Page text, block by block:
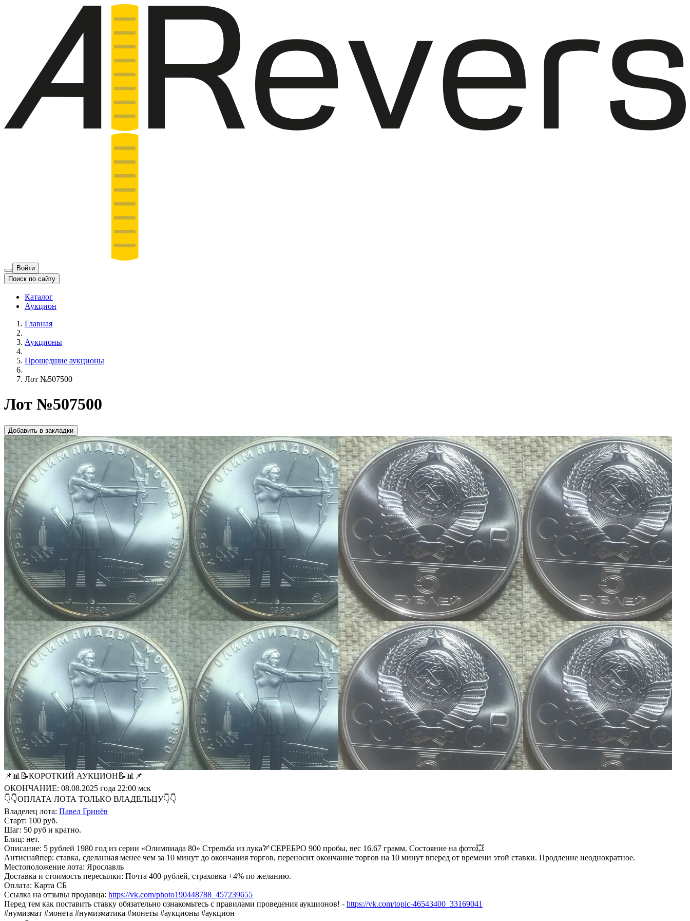
Войти
Поиск по сайту
Каталог
Аукцион
Главная
Аукционы
Прошедшие аукционы
Лот №507500
Лот №507500
Добавить в закладки
📌📊📝КОРОТКИЙ АУКЦИОН📝📊📌
ОКОНЧАНИЕ: 08.08.2025 года 22:00 мск
👇👇ОПЛАТА ЛОТА ТОЛЬКО ВЛАДЕЛЬЦУ👇👇
Владелец лота: Павел Гринёв
Старт: 100 руб.
Шаг: 50 руб и кратно.
Блиц: нет.
Описание: 5 рублей 1980 год из серии «Олимпиада 80» Стрельба из лука🏹СЕРЕБРО 900 пробы, вес 16.67 грамм. Состояние на фото💥
Антиснайпер: ставка, сделанная менее чем за 10 минут до окончания торгов, переносит окончание торгов на 10 минут вперед от времени этой ставки. Продление неоднократное.
Местоположение лота: Ярославль
Доставка и стоимость пересылки: Почта 400 рублей, страховка +4% по желанию.
Оплата: Карта СБ
Ссылка на отзывы продавца: https://vk.com/photo190448788_457239655
Перед тем как поставить ставку обязательно ознакомьтесь с правилами проведения аукционов! - https://vk.com/topic-46543400_33169041
#нумизмат #монета #нумизматика #монеты #аукционы #аукцион